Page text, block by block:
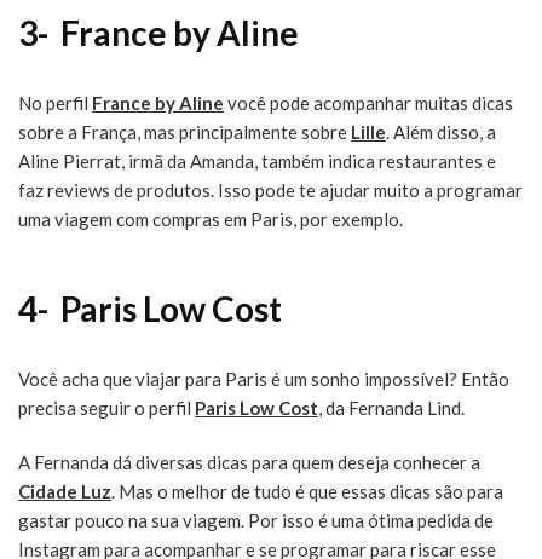
3- France by Aline
No perfil France by Aline você pode acompanhar muitas dicas
sobre a França, mas principalmente sobre Lille. Além disso, a
Aline Pierrat, irmã da Amanda, também indica restaurantes e
faz reviews de produtos. Isso pode te ajudar muito a programar
uma viagem com compras em Paris, por exemplo.
4- Paris Low Cost
Você acha que viajar para Paris é um sonho impossível? Então
precisa seguir o perfil Paris Low Cost, da Fernanda Lind.
A Fernanda dá diversas dicas para quem deseja conhecer a
Cidade Luz. Mas o melhor de tudo é que essas dicas são para
gastar pouco na sua viagem. Por isso é uma ótima pedida de
Instagram para acompanhar e se programar para riscar esse